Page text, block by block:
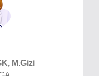
M.Gizi